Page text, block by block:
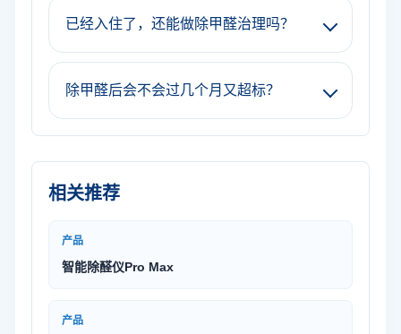
已经入住了，还能做除甲醛治理吗？
除甲醛后会不会过几个月又超标？
相关推荐
产品
智能除醛仪Pro Max
产品